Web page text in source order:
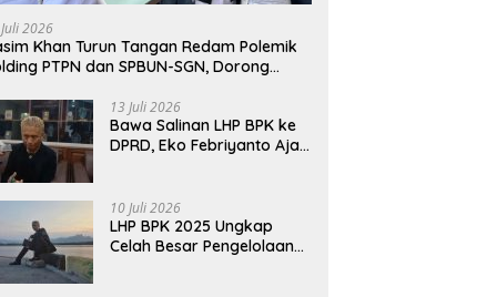
Harus Menunjukkan
2026
Khan Turun Tangan Redam Polemik
PTPN dan SPBUN-SGN, Dorong
13 Juli 2026
Bawa Salinan LHP BPK ke
DPRD, Eko Febriyanto Ajak
Harus Berbasis Fakta
10 Juli 2026
LHP BPK 2025 Ungkap
Celah Besar Pengelolaan